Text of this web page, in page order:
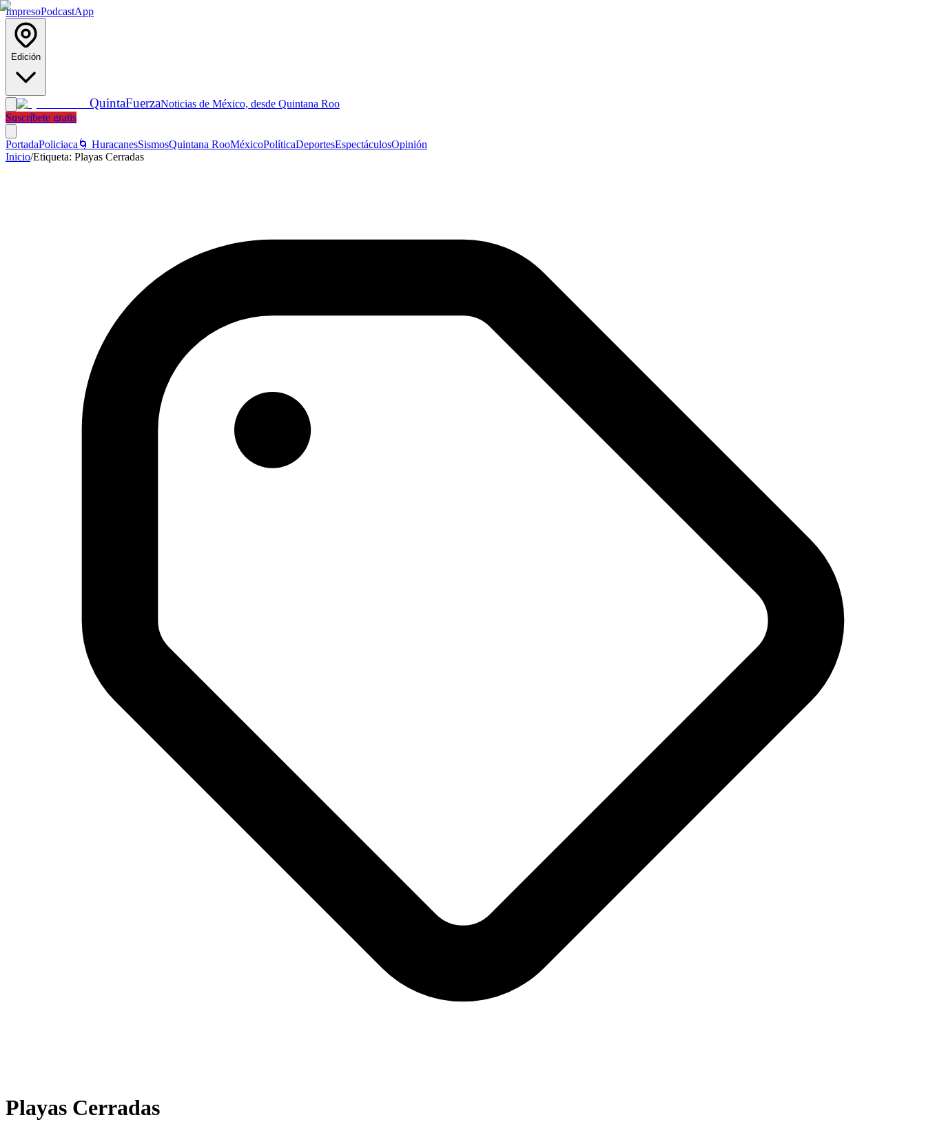
ImpresoPodcastApp
Edición
QuintaFuerzaNoticias de México, desde Quintana Roo
Suscríbete gratis
PortadaPoliciaca 🌀 HuracanesSismosQuintana RooMéxicoPolíticaDeportesEspectáculosOpinión
Inicio/Etiqueta: Playas Cerradas
Playas Cerradas